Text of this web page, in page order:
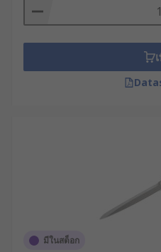
กรรไกรสำหรับช่างไฟฟ้า
Scissors) ออกแบบมาเ
ตัดยากอย่างเคฟล่า
เหนียวจนกรรไกรสำนัก
ออกแบบให้ใบมีดมีควา
Scissors) เหมาะสำหรั
สำนักงาน ใช้ตัดกระดา
ลามิเนตได้อย่างมีประสิ
หลากหลายทั้งแบบโลหะ
กรรไกรด้ามเอียง
มีในสต็อก